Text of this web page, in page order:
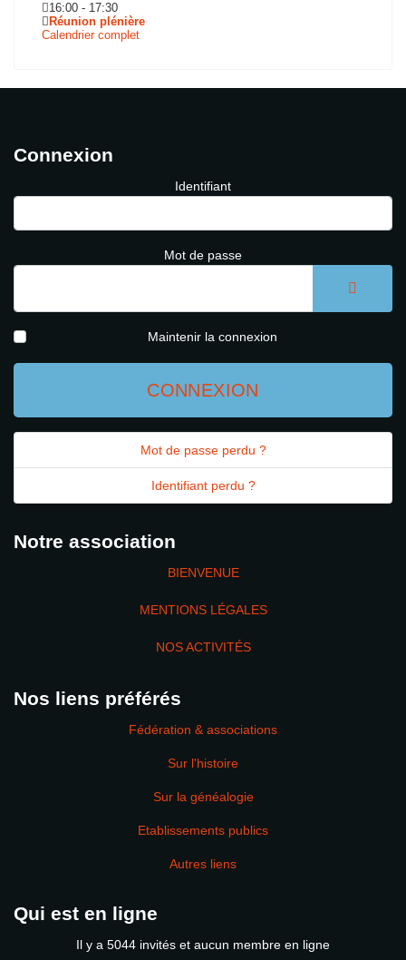
16:00 - 17:30
Réunion plénière
Calendrier complet
Connexion
Identifiant
Mot de passe
Maintenir la connexion
CONNEXION
Mot de passe perdu ?
Identifiant perdu ?
Notre association
BIENVENUE
MENTIONS LÉGALES
NOS ACTIVITÉS
Nos liens préférés
Fédération & associations
Sur l'histoire
Sur la généalogie
Etablissements publics
Autres liens
Qui est en ligne
Il y a 5044 invités et aucun membre en ligne